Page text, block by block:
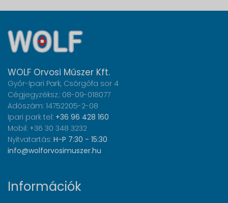
WOLF Orvosi Műszer Kft.
Győr-Ipari Park, Csörgőfa sor 4
Cégjegyzéksz.: 08-09-018077
Adószám: 14752205-2-08
Ipari park tel: +36 96 428 160
Mobil: +36 30 348 3232
Nyitvatartás: H-P 7:30 - 15:30
info@wolforvosimuszer.hu
Információk